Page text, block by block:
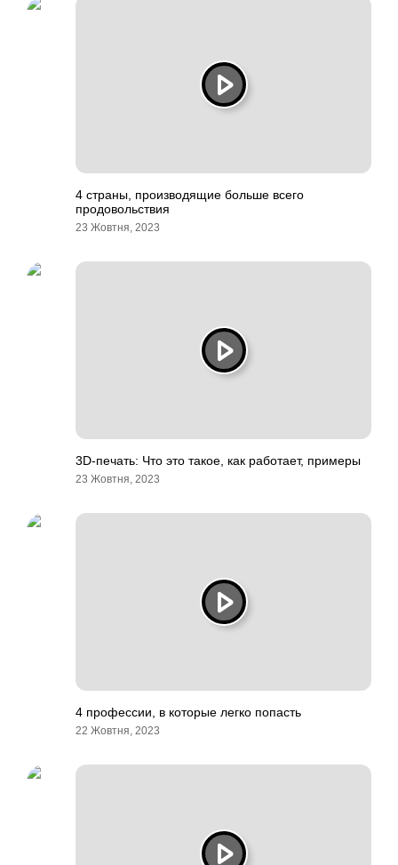
4 страны, производящие больше всего
продовольствия
23 Жовтня, 2023
3D-печать: Что это такое, как работает, примеры
23 Жовтня, 2023
4 профессии, в которые легко попасть
22 Жовтня, 2023